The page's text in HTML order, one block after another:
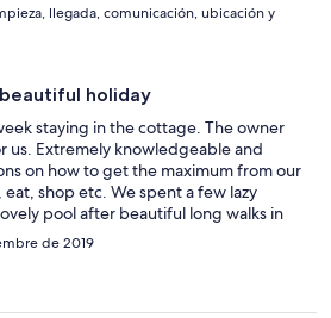
llegada, comunicación, ubicación y
holiday
staying in the cottage. The owner
us. Extremely knowledgeable and
on how to get the maximum from our
shop etc. We spent a few lazy
pool after beautiful long walks in
to Portugal! A couple of
dinner on the beautiful veranda
recommend this beautiful gem
de 2019